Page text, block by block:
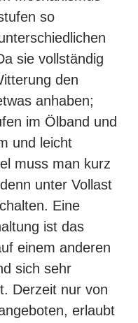
so
sie vollständig
den
anhaben;
im Ölband und
und leicht
muss man kurz
unter Vollast
Eine
ist das
einem anderen
sich sehr
Derzeit nur von
erlaubt